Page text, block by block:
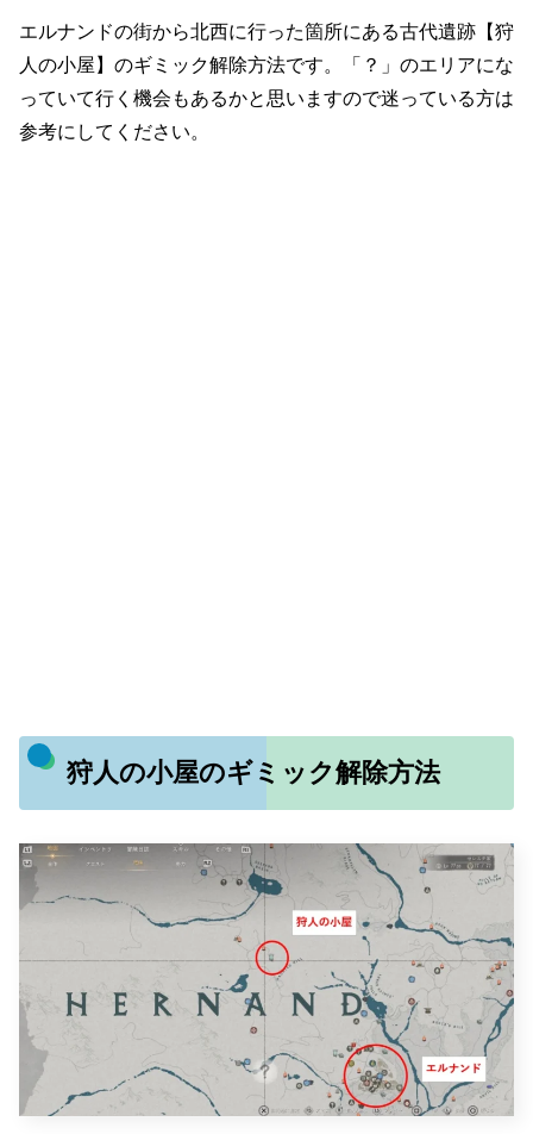
エルナンドの街から北西に行った箇所にある古代遺跡【狩
人の小屋】のギミック解除方法です。「？」のエリアにな
っていて行く機会もあるかと思いますので迷っている方は
参考にしてください。
狩人の小屋のギミック解除方法